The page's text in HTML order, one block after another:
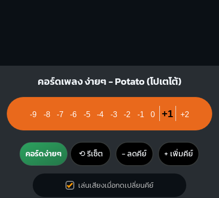
X X O
1
1
3
คอร์ดเพลง ง่ายๆ - Potato (โปเตโต้)
-9 -8 -7 -6 -5 -4 -3 -2 -1 0 +1 +2
คอร์ดง่ายๆ ⟲ รีเซ็ต − ลดคีย์ + เพิ่มคีย์
เล่นเสียงเมื่อกดเปลี่ยนคีย์